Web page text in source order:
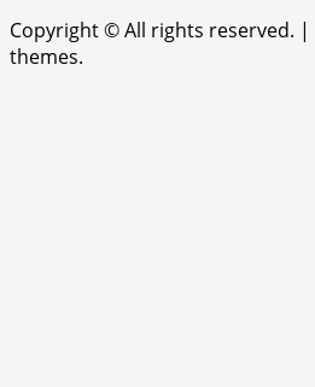
Copyright © All rights reserved. |
themes.